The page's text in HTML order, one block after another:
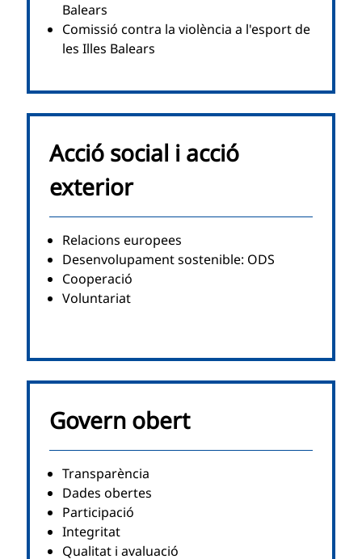
Balears
Comissió contra la violència a l'esport de
les Illes Balears
Acció social i acció
exterior
Relacions europees
Desenvolupament sostenible: ODS
Cooperació
Voluntariat
Govern obert
Transparència
Dades obertes
Participació
Integritat
Qualitat i avaluació